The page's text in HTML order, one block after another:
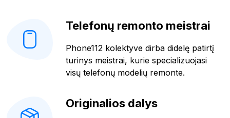
Telefonų remonto meistrai
Phone112 kolektyve dirba didelę patirtį
turinys meistrai, kurie specializuojasi
visų telefonų modelių remonte.
Originalios dalys